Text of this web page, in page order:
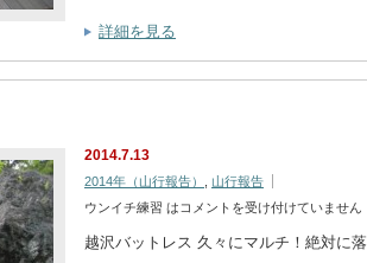
詳細を見る
2014.7.13
2014年（山行報告）
山行報告
ウンイチ練習 は コメントを受け付けていません
越沢バットレス 久々にマルチ！絶対に落